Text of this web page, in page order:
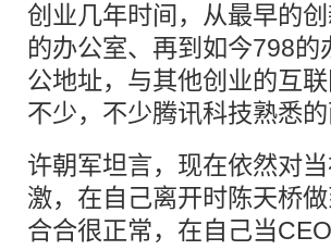
创业几年时间，从最早的
的办公室、再到如今798
公地址，与其他创业的互
不少，不少腾讯科技熟悉
许朝军坦言，现在依然对
激，在自己离开时陈天桥
合合很正常，在自己当